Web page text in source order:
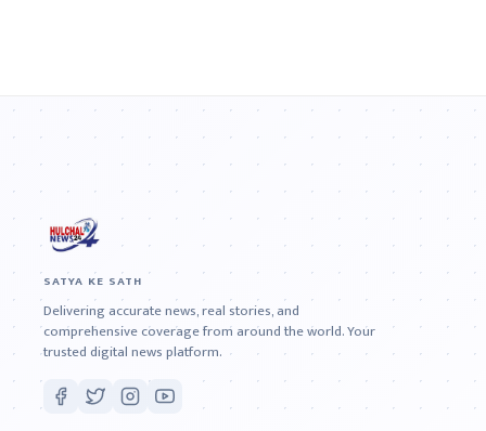
SATYA KE SATH
Delivering accurate news, real stories, and
comprehensive coverage from around the world. Your
trusted digital news platform.